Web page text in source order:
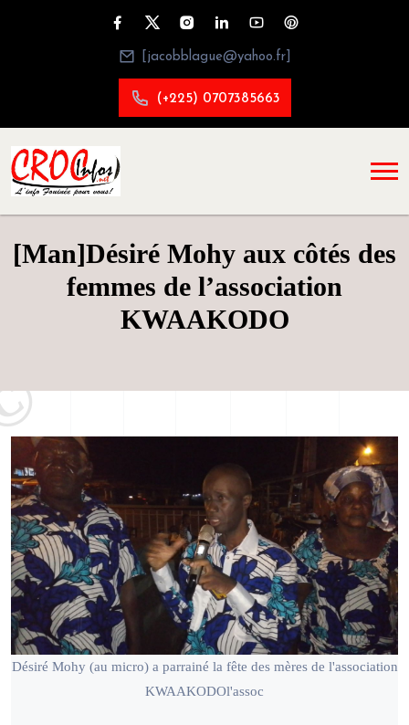
[jacobblague@yahoo.fr]
(+225) 0707385663
[Man]Désiré Mohy aux côtés des
femmes de l’association
KWAAKODO
Désiré Mohy (au micro) a parrainé la fête des mères de l'association
KWAAKODOl'assoc